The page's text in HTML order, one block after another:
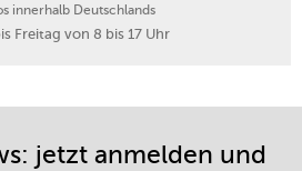
innerhalb Deutschlands
Freitag von 8 bis 17 Uhr
jetzt anmelden und